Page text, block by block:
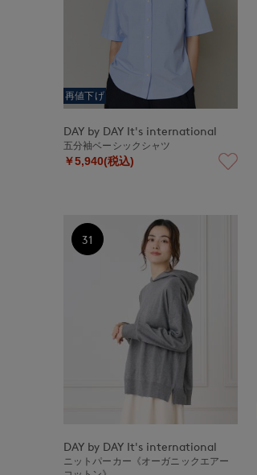
再値下げ
DAY by DAY It's international
五分袖ベーシックシャツ
￥5,940(税込)
DAY by DAY It's international
ニットパーカー《オーガニックエアー
31